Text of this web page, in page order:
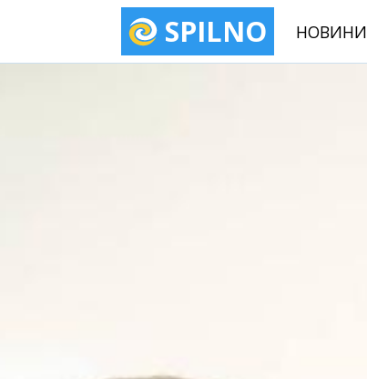
SPILNO НОВИНИ